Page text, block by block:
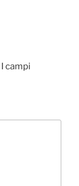
I campi